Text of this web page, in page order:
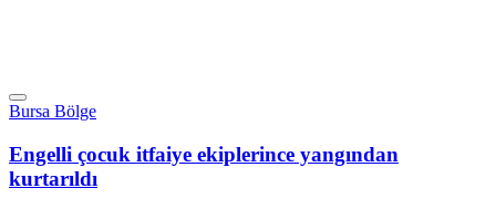
Bursa Bölge
Engelli çocuk itfaiye ekiplerince yangından
kurtarıldı